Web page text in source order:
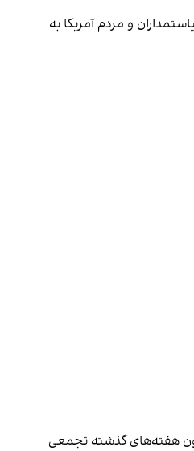
و مردم آمریکا به
هفته‌های گذشته تجمعی